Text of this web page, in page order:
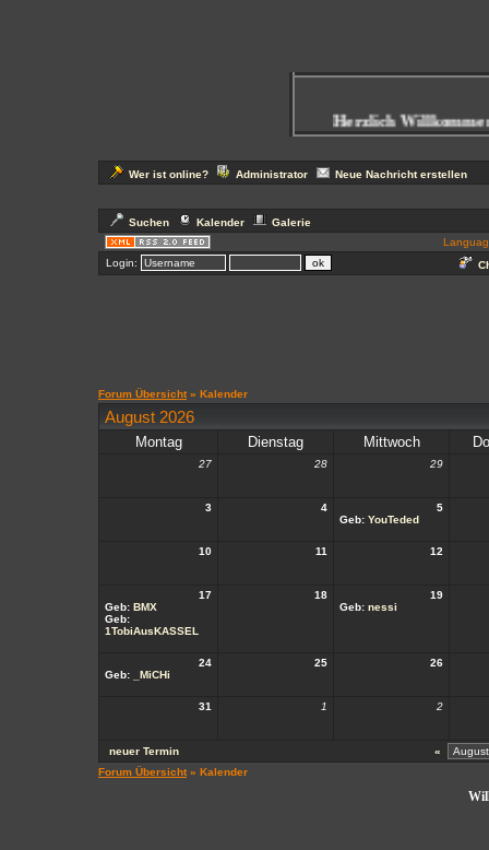
Herzlich Willkommen
Wer ist online? Administrator Neue Nachricht erstellen
Suchen Kalender
Galerie
Login:
Forum Übersicht» Kalender
August 2026
Montag Dienstag Mittwoch
27 28 29
3 4
5
Geb: YouTeded
10 11 12
17
Geb: BMX
Geb:
1TobiAusKASSEL
18
19
Geb: nessi
24
Geb:
_MiCHi
25 26
31 1 2
neuer Termin
«
Forum Übersicht» Kalender